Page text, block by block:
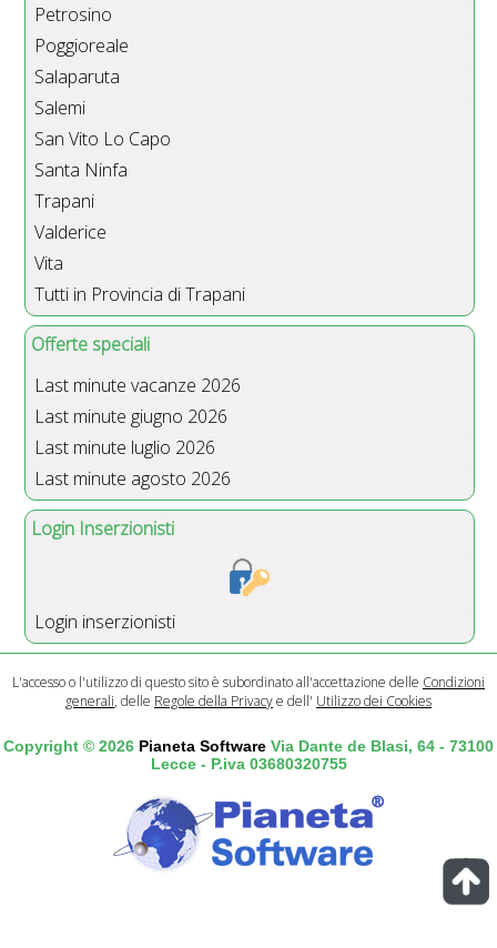
Petrosino
Poggioreale
Salaparuta
Salemi
San Vito Lo Capo
Santa Ninfa
Trapani
Valderice
Vita
Tutti in Provincia di Trapani
Offerte speciali
Last minute vacanze 2026
Last minute giugno 2026
Last minute luglio 2026
Last minute agosto 2026
Login Inserzionisti
Login inserzionisti
L'accesso o l'utilizzo di questo sito è subordinato all'accettazione delle Condizioni
generali, delle Regole della Privacye dell' Utilizzo dei Cookies
Copyright © 2026 Pianeta Software Via Dante de Blasi, 64 - 73100
Lecce - P.iva 03680320755